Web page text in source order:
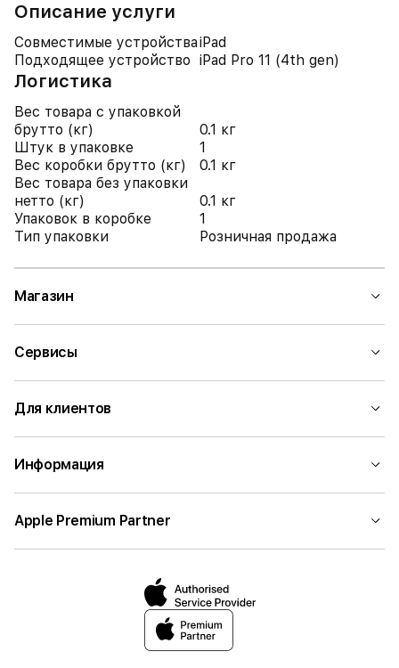
Описание услуги
Совместимые устройстваiPad
Подходящее устройство iPad Pro 11 (4th gen)
Логистика
Вес товара с упаковкой
брутто (кг)
0.1 кг
Штук в упаковке
1
Вес коробки брутто (кг)
0.1 кг
Вес товара без упаковки
нетто (кг)
0.1 кг
Упаковок в коробке
1
Тип упаковки
Розничная продажа
Магазин
Сервисы
Для клиентов
Информация
Apple Premium Partner